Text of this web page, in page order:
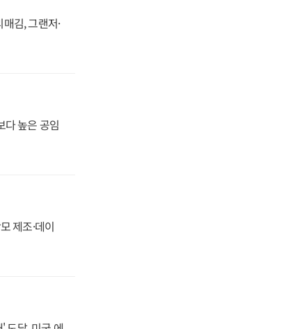
김, 그랜저·
다 높은 공임
제조·데이